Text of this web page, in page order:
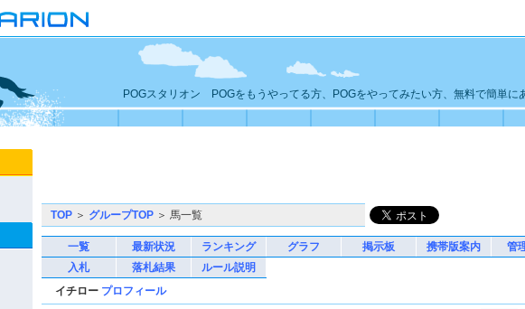
POGスタリオン POGをもうやってる方、POGをやってみたい方、無料で簡単に
TOP ＞ グループTOP ＞ 馬一覧
一覧 最新状況 ランキング グラフ 掲示板 携帯版案内
管
入札
落札結果
ルール説明
イチロー プロフィール